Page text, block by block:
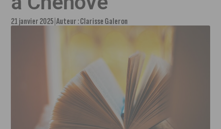
21 janvier 2025 Auteur :Clarisse Galeron